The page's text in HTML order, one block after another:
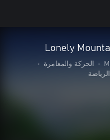
Lonely
• الحركة والمغامرة
•
الرياضة